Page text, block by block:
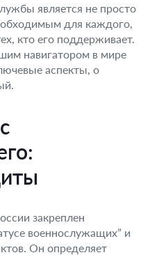
является не просто
для каждого,
кто его поддерживает.
навигатором в мире
аспекты, о
закреплен
военнослужащих” и
Он определяет